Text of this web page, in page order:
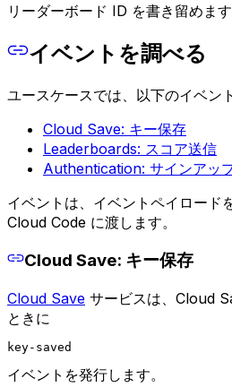
リーダーボード ID を書き留めます
イベントを調べる
ユースケースでは、以下のイベン
Cloud Save: キー保存
Leaderboards: スコア送信
Authentication: サインアッ
イベントは、イベントペイロード
Cloud Code に渡します。
Cloud Save: キー保存
Cloud Save サービスは、Cloud
ときに
key-saved
イベントを発行します。